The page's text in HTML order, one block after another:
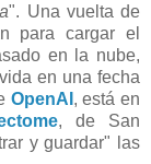
". Una vuelta de
para cargar el
en la nube,
en una fecha
OpenAI , está en
, de San
y guardar" las